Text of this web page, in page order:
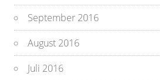
September 2016
August 2016
Juli 2016